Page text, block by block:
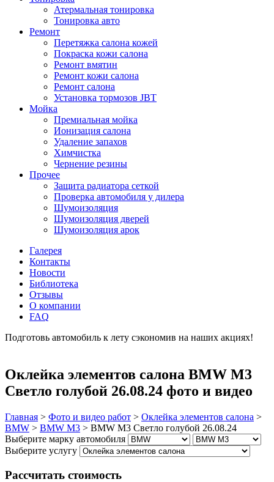
Атермальная тонировка
Тонировка авто
Ремонт
Перетяжка салона кожей
Покраска кожи салона
Ремонт вмятин
Ремонт кожи салона
Ремонт салона
Установка тормозов JBT
Мойка
Премиальная мойка
Ионизация салона
Удаление запахов
Химчистка
Чернение резины
Прочее
Защита радиатора сеткой
Проверка автомобиля у дилера
Шумоизоляция
Шумоизоляция дверей
Шумоизоляция арок
Галерея
Контакты
Новости
Библиотека
Отзывы
О компании
FAQ
Подготовь автомобиль к лету сэкономив на наших акциях!
Оклейка элементов салона BMW M3
Светло голубой 26.08.24 фото и видео
Главная > Фото и видео работ > Оклейка элементов салона >
BMW > BMW M3 > BMW M3 Светло голубой 26.08.24
Выберите марку автомобиля
Выберите услугу
Рассчитать стоимость